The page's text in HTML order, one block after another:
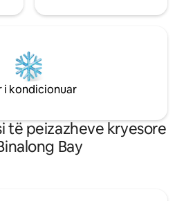
i kondicionuar
të peizazheve kryesore
Bay